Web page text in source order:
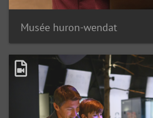
Musée huron-wendat